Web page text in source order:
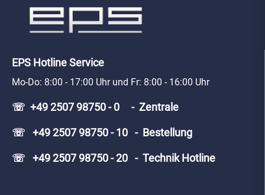
EPS Hotline Service
Mo-Do: 8:00 - 17:00 Uhr und Fr: 8:00 - 16:00 Uhr
☏ +49 2507 98750 - 0 - Zentrale
☏ +49 2507 98750 - 10 - Bestellung
☏ +49 2507 98750 - 20 - Technik Hotline